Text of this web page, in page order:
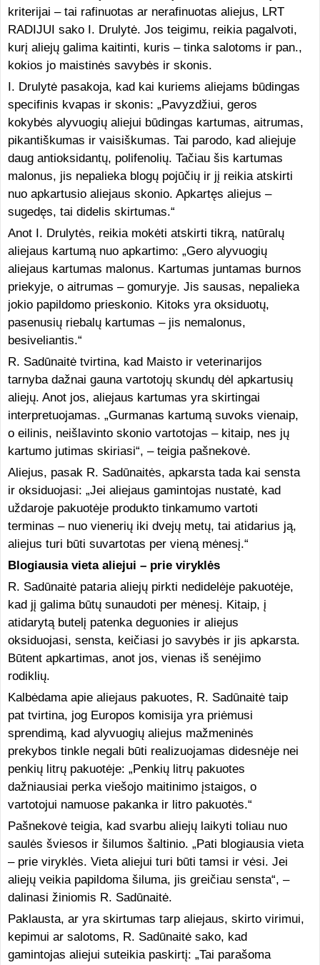
kriterijai – tai rafinuotas ar nerafinuotas aliejus, LRT
RADIJUI sako I. Drulytė. Jos teigimu, reikia pagalvoti,
kurį aliejų galima kaitinti, kuris – tinka salotoms ir pan.,
kokios jo maistinės savybės ir skonis.
I. Drulytė pasakoja, kad kai kuriems aliejams būdingas
specifinis kvapas ir skonis: „Pavyzdžiui, geros
kokybės alyvuogių aliejui būdingas kartumas, aitrumas,
pikantiškumas ir vaisiškumas. Tai parodo, kad aliejuje
daug antioksidantų, polifenolių. Tačiau šis kartumas
malonus, jis nepalieka blogų pojūčių ir jį reikia atskirti
nuo apkartusio aliejaus skonio. Apkartęs aliejus –
sugedęs, tai didelis skirtumas.“
Anot I. Drulytės, reikia mokėti atskirti tikrą, natūralų
aliejaus kartumą nuo apkartimo: „Gero alyvuogių
aliejaus kartumas malonus. Kartumas juntamas burnos
priekyje, o aitrumas – gomuryje. Jis sausas, nepalieka
jokio papildomo prieskonio. Kitoks yra oksiduotų,
pasenusių riebalų kartumas – jis nemalonus,
besiveliantis.“
R. Sadūnaitė tvirtina, kad Maisto ir veterinarijos
tarnyba dažnai gauna vartotojų skundų dėl apkartusių
aliejų. Anot jos, aliejaus kartumas yra skirtingai
interpretuojamas. „Gurmanas kartumą suvoks vienaip,
o eilinis, neišlavinto skonio vartotojas – kitaip, nes jų
kartumo jutimas skiriasi“, – teigia pašnekovė.
Aliejus, pasak R. Sadūnaitės, apkarsta tada kai sensta
ir oksiduojasi: „Jei aliejaus gamintojas nustatė, kad
uždaroje pakuotėje produkto tinkamumo vartoti
terminas – nuo vienerių iki dvejų metų, tai atidarius ją,
aliejus turi būti suvartotas per vieną mėnesį.“
Blogiausia vieta aliejui – prie viryklės
R. Sadūnaitė pataria aliejų pirkti nedidelėje pakuotėje,
kad jį galima būtų sunaudoti per mėnesį. Kitaip, į
atidarytą butelį patenka deguonies ir aliejus
oksiduojasi, sensta, keičiasi jo savybės ir jis apkarsta.
Būtent apkartimas, anot jos, vienas iš senėjimo
rodiklių.
Kalbėdama apie aliejaus pakuotes, R. Sadūnaitė taip
pat tvirtina, jog Europos komisija yra priėmusi
sprendimą, kad alyvuogių aliejus mažmeninės
prekybos tinkle negali būti realizuojamas didesnėje nei
penkių litrų pakuotėje: „Penkių litrų pakuotes
dažniausiai perka viešojo maitinimo įstaigos, o
vartotojui namuose pakanka ir litro pakuotės.“
Pašnekovė teigia, kad svarbu aliejų laikyti toliau nuo
saulės šviesos ir šilumos šaltinio. „Pati blogiausia vieta
– prie viryklės. Vieta aliejui turi būti tamsi ir vėsi. Jei
aliejų veikia papildoma šiluma, jis greičiau sensta“, –
dalinasi žiniomis R. Sadūnaitė.
Paklausta, ar yra skirtumas tarp aliejaus, skirto virimui,
kepimui ar salotoms, R. Sadūnaitė sako, kad
gamintojas aliejui suteikia paskirtį: „Tai parašoma